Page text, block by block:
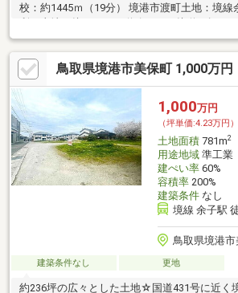
校：約1445ｍ（19分） 境港市渡町土地：境線
コチラは売地の
鳥取県境港市美保町 1,000万円
1,000万円
（坪単価:4.23万円）
土地面積781m2
用途地域準工業
建ぺい率60%
容積率200%
建築条件なし
境線 余子駅
鳥取県境港市
建築条件なし 更地
約236坪の広々とした土地☆国道431号に近く